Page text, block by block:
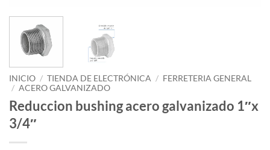
INICIO / TIENDA DE ELECTRÓNICA / FERRETERIA GENERAL
/ ACERO GALVANIZADO
Reduccion bushing acero galvanizado 1″x
3/4″